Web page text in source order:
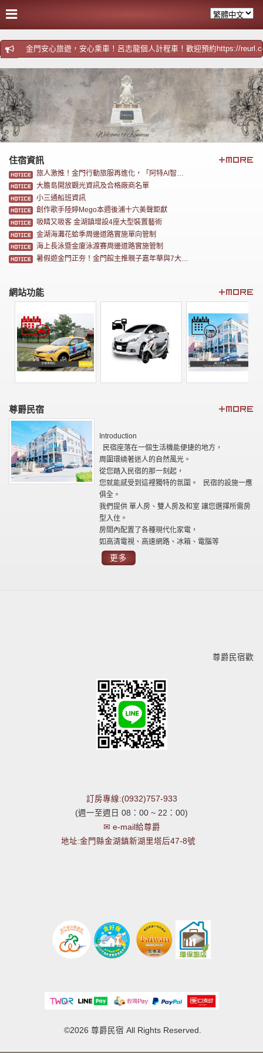
金門安心旅遊，安心乘車！呂志龍個人計程車！歡迎預約https://
住宿資訊
旅人激推！金門行動旅服再進化，「阿特AI智慧客服」超實用8招一次看懂！
大膽島開放觀光資訊及合格廠商名單
小三通船班資訊
創作歌手陸婷Mego本週後浦十六美聲鉅獻
吸睛又吸客 金湖鎮增設4座大型裝置藝術
金湖海灘花蛤季周邊道路實施單向管制
海上長泳暨金廈泳渡賽周邊道路實施管制
暑假遊金門正夯！金門館主推親子嘉年華與7大觀光亮點 旅展限定優惠搶攻暑假及秋季商機
網站功能
尊爵民宿
Introduction
民宿座落在一個生活機能便捷的地方，
周圍環繞著迷人的自然風光。
從您踏入民宿的那一刻起，
您就能感受到這裡獨特的氛圍。 民宿的設施一應
俱全。
我們提供 單人房、雙人房及和室 讓您選擇所需房
型入住。
房間內配置了各種現代化家電，
如高清電視、高速網路、冰箱、電腦等
更多
尊爵民宿歡迎您
訂房專線:(0932)757-933
(週一至週日 08：00 ~ 22：00)
✉ e-mail給尊爵
地址:金門縣金湖鎮新湖里塔后47-8號
©2026 尊爵民宿 All Rights Reserved.